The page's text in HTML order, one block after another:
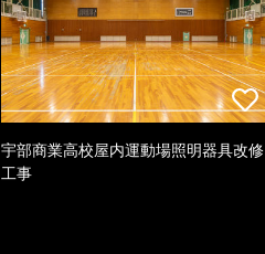
宇部商業高校屋内運動場照明器具改修
工事